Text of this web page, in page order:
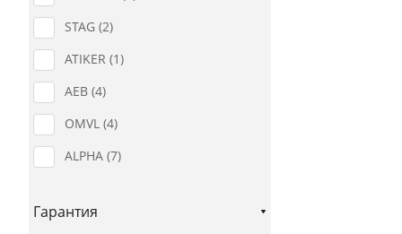
STAG (2)
ATIKER (1)
AEB (4)
OMVL (4)
ALPHA (7)
BRC (3
Гарантия